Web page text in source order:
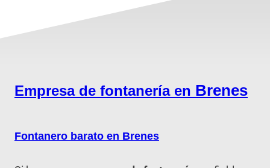
Empresa de fontanería en Brenes
Fontanero barato en Brenes